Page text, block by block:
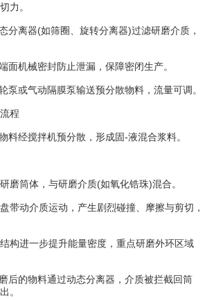
力。
分离器(如筛圈、旋转分离器)过滤研磨介质，
面机械密封防止泄漏，保障密闭生产。
泵或气动隔膜泵输送预分散物料，流量可调。
程
物料经搅拌机预分散，形成固-液混合浆料。
筒体，与研磨介质(如氧化锆珠)混合。
动介质运动，产生剧烈碰撞、摩擦与剪切，
进一步提升能量密度，重点研磨外环区域
磨后的物料通过动态分离器，介质被拦截回筒
。